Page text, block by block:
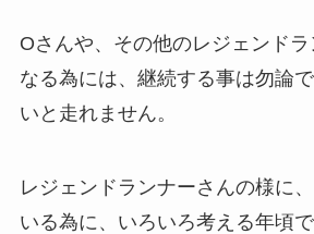
Oさんや、その他のレジェンド
なる為には、継続する事は勿論
いと走れません。
レジェンドランナーさんの様に
いる為に、いろいろ考える年頃で